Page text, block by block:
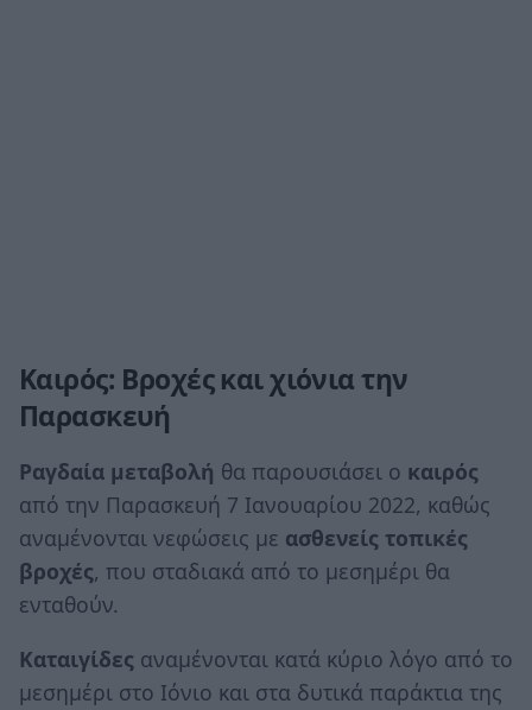
Καιρός: Βροχές και χιόνια την
Παρασκευή
Ραγδαία μεταβολή θα παρουσιάσει ο καιρός
από την Παρασκευή 7 Ιανουαρίου 2022, καθώς
αναμένονται νεφώσεις με ασθενείς τοπικές
βροχές, που σταδιακά από το μεσημέρι θα
ενταθούν.
Καταιγίδες αναμένονται κατά κύριο λόγο από το
μεσημέρι στο Ιόνιο και στα δυτικά παράκτια της